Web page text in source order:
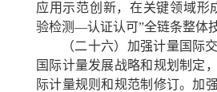
应用示范创新，在关键领域
验检测—认证认可”全链条整体
（二十六）加强计量国际
国际计量发展战略和规划制定
际计量规则和规范制修订。加